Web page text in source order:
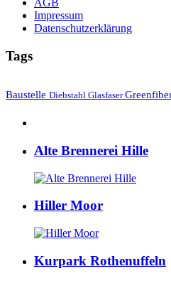
AGB
Impressum
Datenschutzerklärung
Tags
Baustelle Diebstahl Glasfaser
Alte Brennerei Hille
Hiller Moor
Kurpark Rothenuffeln